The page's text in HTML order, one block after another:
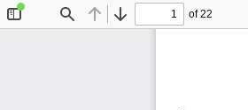
Find Previous
Next
of 22